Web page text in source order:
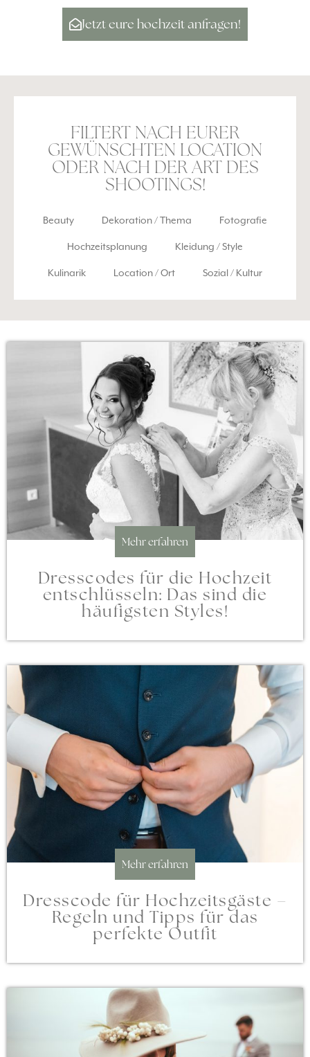
Jetzt eure hochzeit anfragen!
FILTERT NACH EURER
GEWÜNSCHTEN LOCATION
ODER NACH DER ART DES
SHOOTINGS!
Beauty Dekoration / Thema Fotografie
Hochzeitsplanung Kleidung / Style
Kulinarik Location / Ort Sozial / Kultur
Mehr erfahren
Dresscodes für die Hochzeit
entschlüsseln: Das sind die
häufigsten Styles!
Mehr erfahren
Dresscode für Hochzeitsgäste –
Regeln und Tipps für das
perfekte Outfit